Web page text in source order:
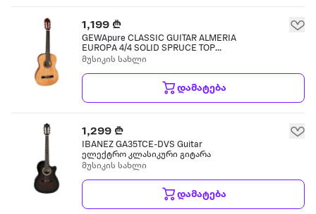
1,199 ₾
GEWApure CLASSIC GUITAR ALMERIA
EUROPA 4/4 SOLID SPRUCE TOP
კლასიკური გიტარა
მუსიკის სახლი
დამატება
1,299 ₾
IBANEZ GA35TCE-DVS Guitar
ელექტრო კლასიკური გიტარა
მუსიკის სახლი
დამატება